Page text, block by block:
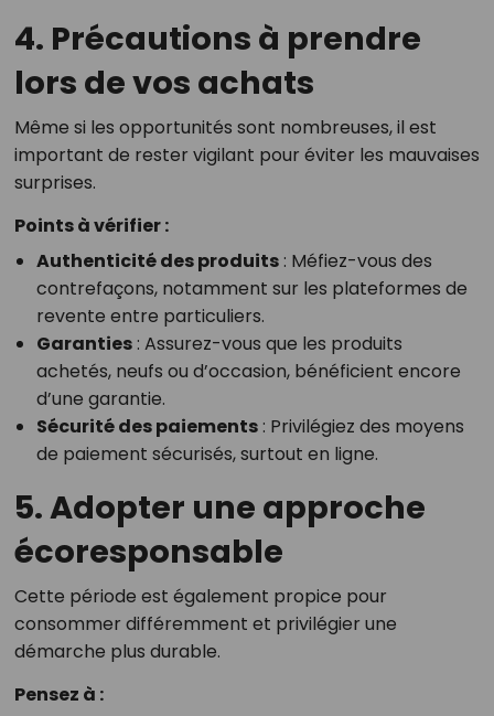
4. Précautions à prendre
lors de vos achats
Même si les opportunités sont nombreuses, il est
important de rester vigilant pour éviter les mauvaises
surprises.
Points à vérifier :
Authenticité des produits: Méfiez-vous des
contrefaçons, notamment sur les plateformes de
revente entre particuliers.
Garanties: Assurez-vous que les produits
achetés, neufs ou d’occasion, bénéficient encore
d’une garantie.
Sécurité des paiements: Privilégiez des moyens
de paiement sécurisés, surtout en ligne.
5. Adopter une approche
écoresponsable
Cette période est également propice pour
consommer différemment et privilégier une
démarche plus durable.
Pensez à :